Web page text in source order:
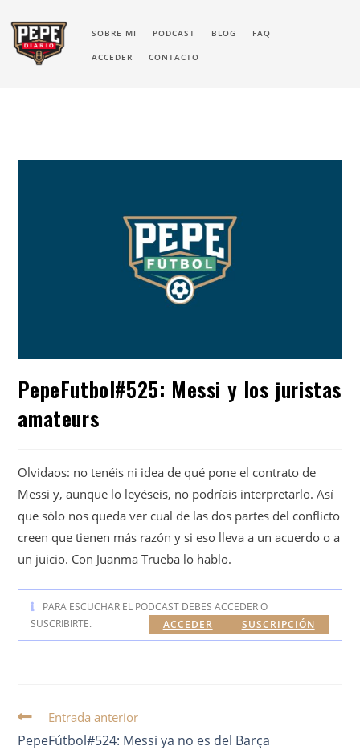
SOBRE MI PODCAST BLOG FAQ
ACCEDER CONTACTO
PepeFutbol#525: Messi y los juristas
amateurs
Olvidaos: no tenéis ni idea de qué pone el contrato de
Messi y, aunque lo leyéseis, no podríais interpretarlo. Así
que sólo nos queda ver cual de las dos partes del conflicto
creen que tienen más razón y si eso lleva a un acuerdo o a
un juicio. Con Juanma Trueba lo hablo.
PARA ESCUCHAR EL PODCAST DEBES ACCEDER O
SUSCRIBIRTE.
SUSCRIPCIÓN
ACCEDER
Entrada anterior
PepeFútbol#524: Messi ya no es del Barça